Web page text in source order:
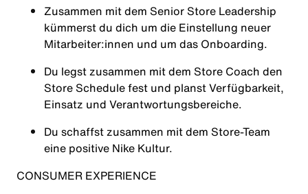
Zusammen mit dem Senior Store Leadership
kümmerst du dich um die Einstellung neuer
Mitarbeiter:innen und um das Onboarding.
Du legst zusammen mit dem Store Coach den
Store Schedule fest und planst Verfügbarkeit,
Einsatz und Verantwortungsbereiche.
Du schaffst zusammen mit dem Store-Team
eine positive Nike Kultur.
CONSUMER EXPERIENCE